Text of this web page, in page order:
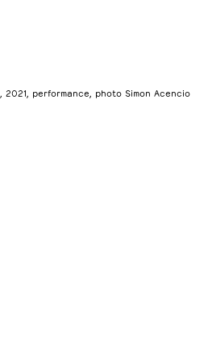
, 2021, performance, photo Simon Acencio